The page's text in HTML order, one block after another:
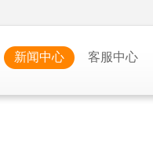
新闻中心 客服中心